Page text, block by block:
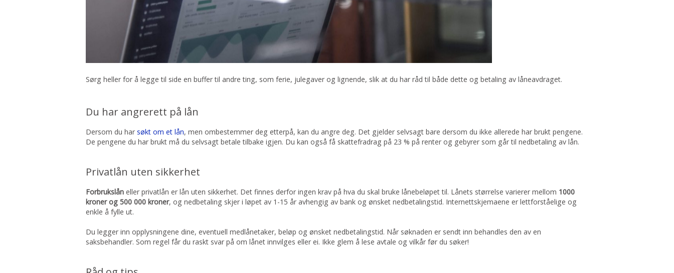
Sørg heller for å legge til side en buffer til andre ting, som ferie, julegaver og lignende, slik at du har råd til både dette og betaling av låneavdraget.
Du har angrerett på lån
Dersom du har søkt om et lån, men ombestemmer deg etterpå, kan du angre deg. Det gjelder selvsagt bare dersom du ikke allerede har brukt pengene.
De pengene du har brukt må du selvsagt betale tilbake igjen. Du kan også få skattefradrag på 23 % på renter og gebyrer som går til nedbetaling av lån.
Privatlån uten sikkerhet
Forbrukslån eller privatlån er lån uten sikkerhet. Det finnes derfor ingen krav på hva du skal bruke lånebeløpet til. Lånets størrelse varierer mellom 1000
kroner og 500 000 kroner, og nedbetaling skjer i løpet av 1-15 år avhengig av bank og ønsket nedbetalingstid. Internettskjemaene er lettforståelige og
enkle å fylle ut.
Du legger inn opplysningene dine, eventuell medlånetaker, beløp og ønsket nedbetalingstid. Når søknaden er sendt inn behandles den av en
saksbehandler. Som regel får du raskt svar på om lånet innvilges eller ei. Ikke glem å lese avtale og vilkår før du søker!